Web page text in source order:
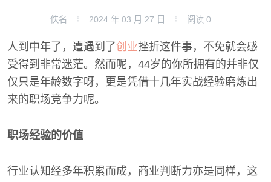
佚名 2024 年 03 月 27 日 阅读 0
人到中年了，遭遇到了创业挫折这件事，不免就会感
受得到非常迷茫。然而呢，44岁的你所拥有的并非仅
仅只是年龄数字呀，更是凭借十几年实战经验磨炼出
来的职场竞争力呢。
职场经验的价值
行业认知经多年积累而成，商业判断力亦是同样，这